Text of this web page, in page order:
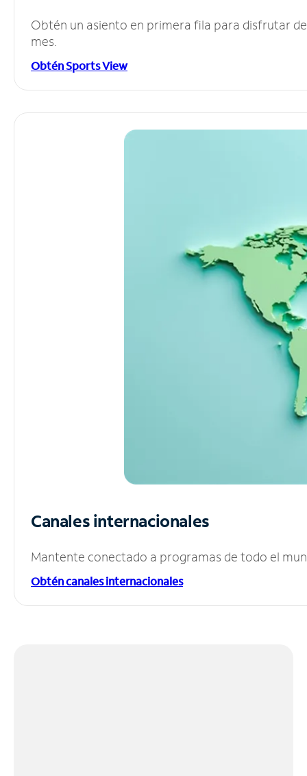
Obtén un asiento en primera fila para disfrutar
mes.
Obtén Sports View
Canales internacionales
Mantente conectado a programas de todo el
Obtén canales internacionales